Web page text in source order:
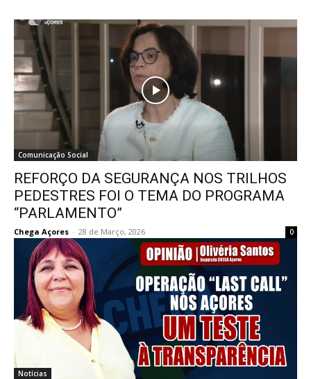
Comunicação Social
REFORÇO DA SEGURANÇA NOS TRILHOS
PEDESTRES FOI O TEMA DO PROGRAMA
“PARLAMENTO”
Chega Açores - 28 de Março, 2026 0
Notícias